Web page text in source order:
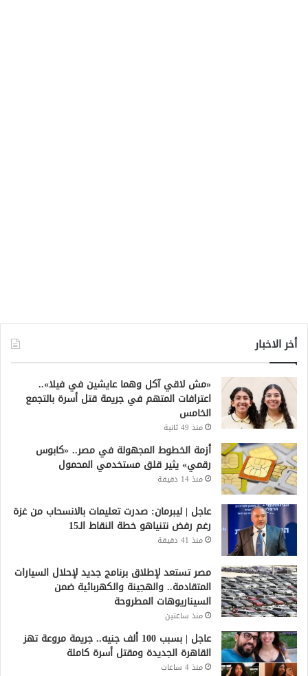
أخر الاخبار
«مش لاقي آكل وهما عايشين في فيلا»..
اعترافات المتهم في جريمة قتل أسرة بالتجمع
الخامس
منذ 49 ثانية
أزمة الخطوط المجهولة في مصر.. «كابوس
رقمي» يثير قلق مستخدمي المحمول
منذ 14 دقيقة
عاجل | ليبرمان: صدرت تعليمات بالانسحاب من غزة
رغم رفض نتنياهو خطة النقاط الـ15
منذ 41 دقيقة
مصر تستعد لإطلاق برنامج جديد لإحلال السيارات
المتقادمة.. والهجينة والكهربائية ضمن
السيناريوهات المطروحة
منذ ساعتين
عاجل | بسبب 100 ألف جنيه.. جريمة مروعة تهز
القاهرة الجديدة ومقتل أسرة كاملة
منذ 4 ساعات